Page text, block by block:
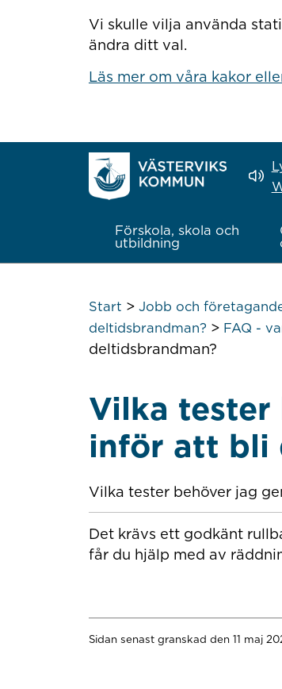
Vi skulle vilja använda
ändra ditt val.
Läs mer om våra kakor
Förskola, skola och
utbildning
Start > Jobb och
deltidsbrandman? > FAQ -
deltidsbrandman?
Vilka tester
inför att bli
Vilka tester behöver jag
Det krävs ett godkänt
får du hjälp med av
Sidan senast granskad den 11 maj